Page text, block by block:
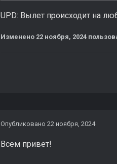
UPD: Вылет происходит на
Изменено 22 ноября, 2024
Опубликовано 22 ноября, 2024
Всем привет!